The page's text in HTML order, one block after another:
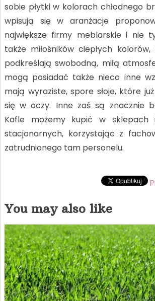
sobie płytki w kolorach chłodnego
wpisują się w aranżacje
największe firmy meblarskie i nie
także miłośników ciepłych
podkreślają swobodną, miłą
mogą posiadać także nieco inne
mają wyraziste, spore słoje, które
się w oczy. Inne zaś są znacznie
Kafle możemy kupić w sklepach
stacjonarnych, korzystając z
zatrudnionego tam personelu.
You may also like